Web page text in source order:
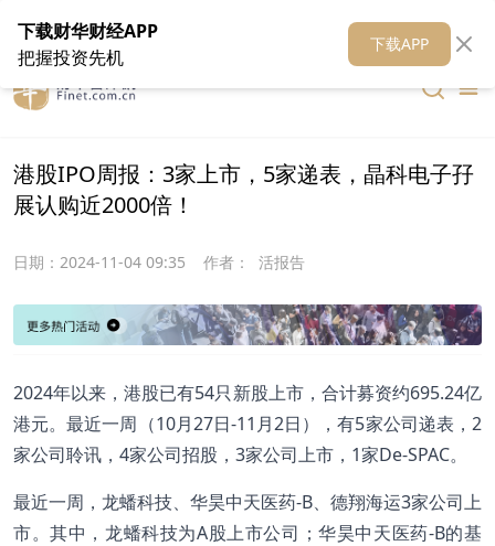
在线客服 关于我们 财华媒体矩阵 财华智库
港股IPO周报：3家上市，5家递表，晶科电子孖
展认购近2000倍！
日期： 2024-11-04 09:35 作者： 活报告
2024年以来，港股已有54只新股上市，合计募资约695.24亿
港元。最近一周（10月27日-11月2日），有5家公司递表，2
家公司聆讯，4家公司招股，3家公司上市，1家De-SPAC。
最近一周，龙蟠科技、华昊中天医药-B、德翔海运3家公司上
市。其中，龙蟠科技为A股上市公司；华昊中天医药-B的基
下载财华财经APP
把握投资先机
下载APP